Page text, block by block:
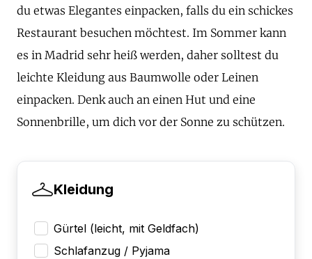
du etwas Elegantes einpacken, falls du ein schickes
Restaurant besuchen möchtest. Im Sommer kann
es in Madrid sehr heiß werden, daher solltest du
leichte Kleidung aus Baumwolle oder Leinen
einpacken. Denk auch an einen Hut und eine
Sonnenbrille, um dich vor der Sonne zu schützen.
Kleidung
Gürtel (leicht, mit Geldfach)
Schlafanzug / Pyjama